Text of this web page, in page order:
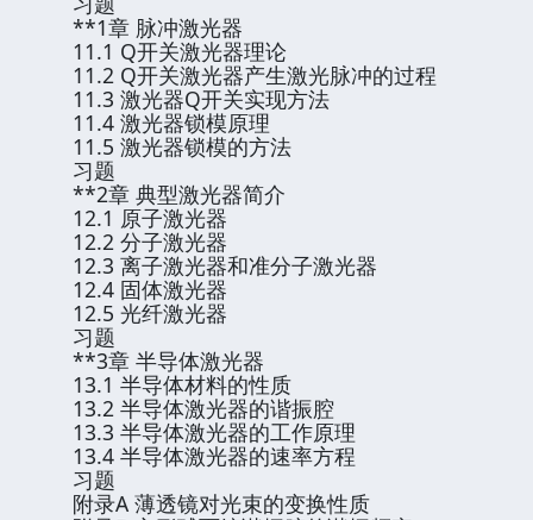
**1章 脉冲激光器
11.1 Q开关激光器理论
11.2 Q开关激光器产生激光脉冲的过程
11.3 激光器Q开关实现方法
11.4 激光器锁模原理
11.5 激光器锁模的方法
习题
**2章 典型激光器简介
12.1 原子激光器
12.2 分子激光器
12.3 离子激光器和准分子激光器
12.4 固体激光器
12.5 光纤激光器
习题
**3章 半导体激光器
13.1 半导体材料的性质
13.2 半导体激光器的谐振腔
13.3 半导体激光器的工作原理
13.4 半导体激光器的速率方程
习题
附录A 薄透镜对光束的变换性质